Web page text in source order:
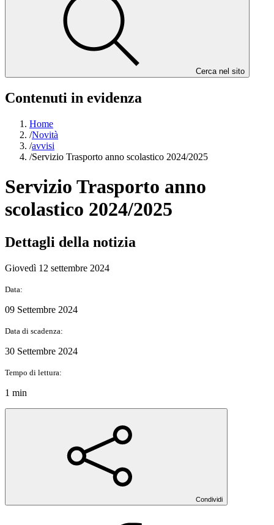
Cerca nel sito
Contenuti in evidenza
Home
/Novità
/avvisi
/Servizio Trasporto anno scolastico 2024/2025
Servizio Trasporto anno
scolastico 2024/2025
Dettagli della notizia
Giovedì 12 settembre 2024
Data:
09 Settembre 2024
Data di scadenza:
30 Settembre 2024
Tempo di lettura:
1 min
Condividi